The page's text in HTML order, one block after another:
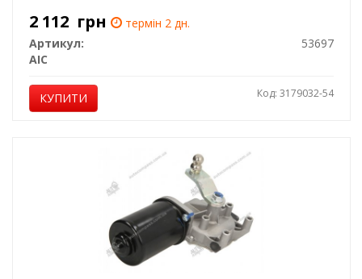
2 112 грн
термін 2 дн.
Артикул:
53697
AIC
КУПИТИ Код: 3179032-54